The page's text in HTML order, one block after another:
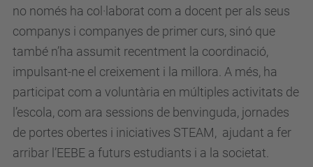
no només ha col·laborat com a docent per als seus
companys i companyes de primer curs, sinó que
també n’ha assumit recentment la coordinació,
impulsant-ne el creixement i la millora. A més, ha
participat com a voluntària en múltiples activitats de
l’escola, com ara sessions de benvinguda, jornades
de portes obertes i iniciatives STEAM, ajudant a fer
arribar l’EEBE a futurs estudiants i a la societat.